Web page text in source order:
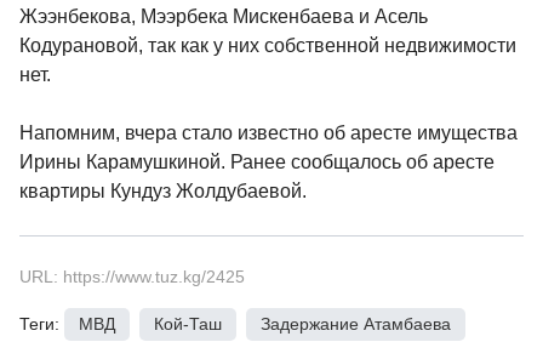
Жээнбекова, Мээрбека Мискенбаева и Асель
Кодурановой, так как у них собственной недвижимости
нет.
Напомним, вчера стало известно об аресте имущества
Ирины Карамушкиной. Ранее сообщалось об аресте
квартиры Кундуз Жолдубаевой.
URL: https://www.tuz.kg/2425
Теги: МВД Кой-Таш Задержание Атамбаева